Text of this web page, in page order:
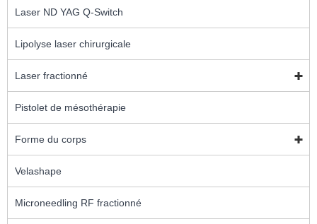
Laser ND YAG Q-Switch
Lipolyse laser chirurgicale
Laser fractionné
Pistolet de mésothérapie
Forme du corps
Velashape
Microneedling RF fractionné